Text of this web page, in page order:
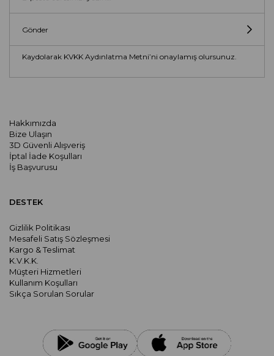
Hakkımızda
Bize Ulaşın
3D Güvenli Alışveriş
İptal İade Koşulları
İş Başvurusu
Gönder
Kaydolarak KVKK Aydınlatma Metni’ni onaylamış olursunuz.
DESTEK
Gizlilik Politikası
Mesafeli Satış Sözleşmesi
Kargo & Teslimat
K.V.K.K.
Müşteri Hizmetleri
Kullanım Koşulları
Sıkça Sorulan Sorular